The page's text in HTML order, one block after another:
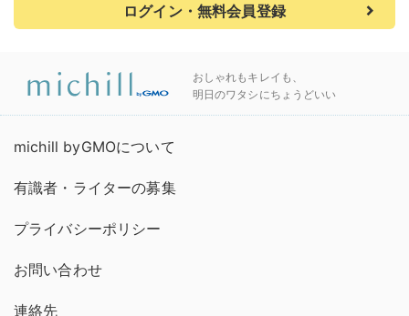
ログイン・無料会員登録
おしゃれもキレイも、
明日のワタシにちょうどいい
michill byGMOについて
有識者・ライターの募集
プライバシーポリシー
お問い合わせ
連絡先